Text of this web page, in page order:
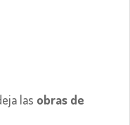
las obras de